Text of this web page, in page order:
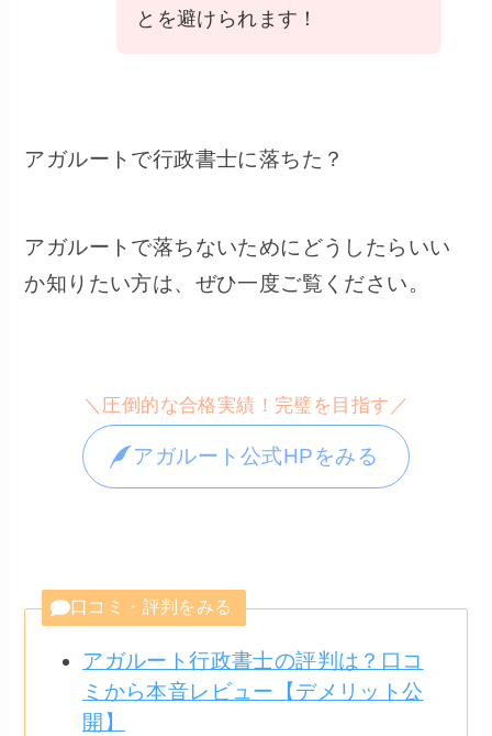
とを避けられます！
アガルートで行政書士に落ちた？
アガルートで落ちないためにどうしたらいい
か知りたい方は、ぜひ一度ご覧ください。
＼圧倒的な合格実績！完璧を目指す／
アガルート公式HPをみる
口コミ・評判をみる
アガルート行政書士の評判は？口コ
ミから本音レビュー【デメリット公
開】